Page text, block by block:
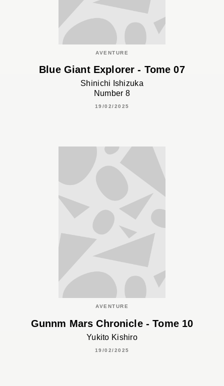
AVENTURE
Blue Giant Explorer - Tome 07
Shinichi Ishizuka
Number 8
19/02/2025
AVENTURE
Gunnm Mars Chronicle - Tome 10
Yukito Kishiro
19/02/2025